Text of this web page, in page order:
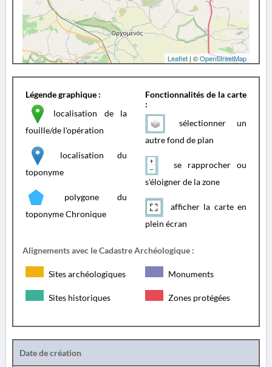
Leaflet | ©OpenStreetMap
Légende graphique :
localisation de la
fouille/de l'opération
localisation du
toponyme
polygone du
toponyme Chronique
Fonctionnalités de la carte
:
sélectionner un
autre fond de plan
se rapprocher ou
s'éloigner de la zone
afficher la carte en
plein écran
Alignements avec le Cadastre Archéologique :
Sites archéologiques Monuments
Sites historiques Zones protégées
Date de création